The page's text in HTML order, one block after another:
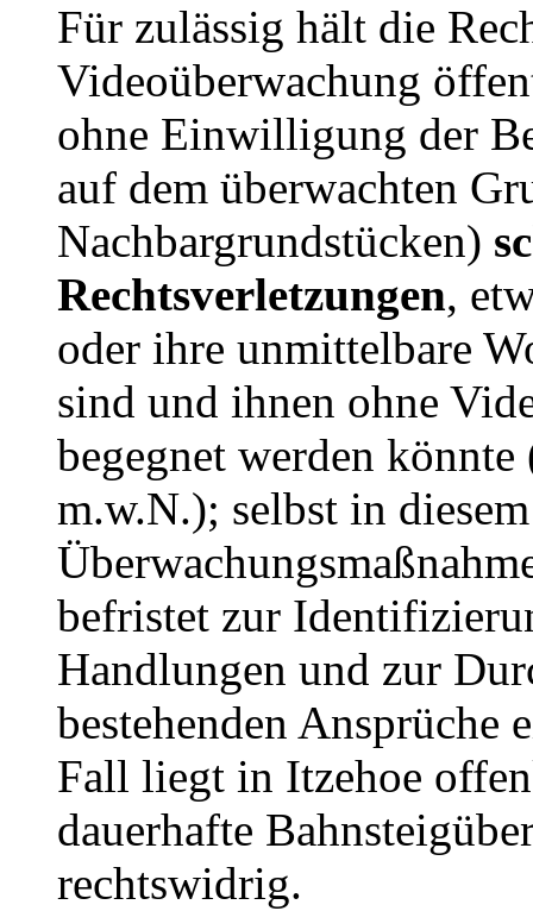
Für zulässig hält die
Videoüberwachung
ohne Einwilligung der
auf dem überwachten
Nachbargrundstücken)
Rechtsverletzungen,
oder ihre unmittelbare
sind und ihnen ohne
begegnet werden
m.w.N.); selbst in
befristet zur
Handlungen und zur
bestehenden Ansprüche
Fall liegt in Itzehoe
dauerhafte
rechtswidrig.